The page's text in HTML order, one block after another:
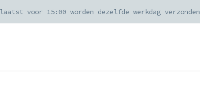
voor 15:00 worden dezelfde werkdag verzonden